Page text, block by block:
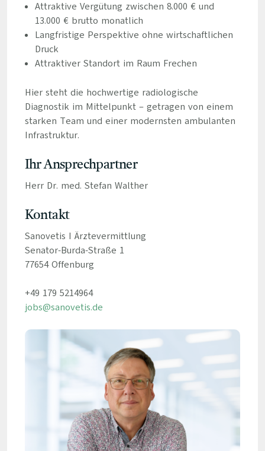
Attraktive Vergütung zwischen 8.000 € und
13.000 € brutto monatlich
Langfristige Perspektive ohne wirtschaftlichen
Druck
Attraktiver Standort im Raum Frechen
Hier steht die hochwertige radiologische
Diagnostik im Mittelpunkt – getragen von einem
starken Team und einer modernsten ambulanten
Infrastruktur.
Ihr Ansprechpartner
Herr Dr. med. Stefan Walther
Kontakt
Sanovetis I Ärztevermittlung
Senator-Burda-Straße 1
77654 Offenburg
+49 179 5214964
jobs@sanovetis.de